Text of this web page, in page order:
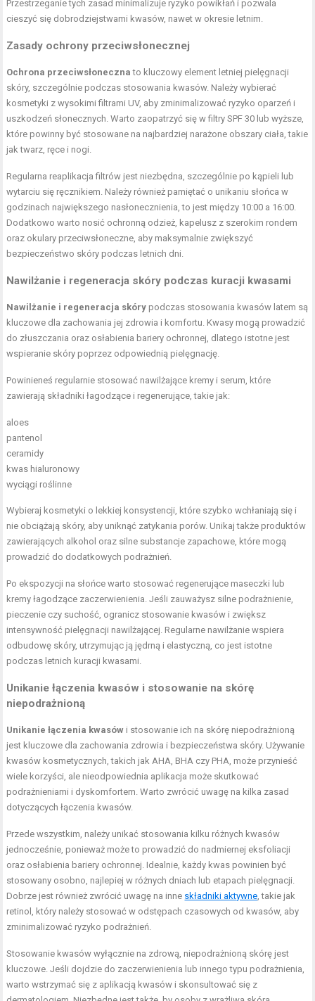
Przestrzeganie tych zasad minimalizuje ryzyko powikłań i pozwala
cieszyć się dobrodziejstwami kwasów, nawet w okresie letnim.
Zasady ochrony przeciwsłonecznej
Ochrona przeciwsłoneczna to kluczowy element letniej pielęgnacji
skóry, szczególnie podczas stosowania kwasów. Należy wybierać
kosmetyki z wysokimi filtrami UV, aby zminimalizować ryzyko oparzeń i
uszkodzeń słonecznych. Warto zaopatrzyć się w filtry SPF 30 lub wyższe,
które powinny być stosowane na najbardziej narażone obszary ciała, takie
jak twarz, ręce i nogi.
Regularna reaplikacja filtrów jest niezbędna, szczególnie po kąpieli lub
wytarciu się ręcznikiem. Należy również pamiętać o unikaniu słońca w
godzinach największego nasłonecznienia, to jest między 10:00 a 16:00.
Dodatkowo warto nosić ochronną odzież, kapelusz z szerokim rondem
oraz okulary przeciwsłoneczne, aby maksymalnie zwiększyć
bezpieczeństwo skóry podczas letnich dni.
Nawilżanie i regeneracja skóry podczas kuracji kwasami
Nawilżanie i regeneracja skóry podczas stosowania kwasów latem są
kluczowe dla zachowania jej zdrowia i komfortu. Kwasy mogą prowadzić
do złuszczania oraz osłabienia bariery ochronnej, dlatego istotne jest
wspieranie skóry poprzez odpowiednią pielęgnację.
Powinieneś regularnie stosować nawilżające kremy i serum, które
zawierają składniki łagodzące i regenerujące, takie jak:
aloes
pantenol
ceramidy
kwas hialuronowy
wyciągi roślinne
Wybieraj kosmetyki o lekkiej konsystencji, które szybko wchłaniają się i
nie obciążają skóry, aby uniknąć zatykania porów. Unikaj także produktów
zawierających alkohol oraz silne substancje zapachowe, które mogą
prowadzić do dodatkowych podrażnień.
Po ekspozycji na słońce warto stosować regenerujące maseczki lub
kremy łagodzące zaczerwienienia. Jeśli zauważysz silne podrażnienie,
pieczenie czy suchość, ogranicz stosowanie kwasów i zwiększ
intensywność pielęgnacji nawilżającej. Regularne nawilżanie wspiera
odbudowę skóry, utrzymując ją jędrną i elastyczną, co jest istotne
podczas letnich kuracji kwasami.
Unikanie łączenia kwasów i stosowanie na skórę
niepodrażnioną
Unikanie łączenia kwasów i stosowanie ich na skórę niepodrażnioną
jest kluczowe dla zachowania zdrowia i bezpieczeństwa skóry. Używanie
kwasów kosmetycznych, takich jak AHA, BHA czy PHA, może przynieść
wiele korzyści, ale nieodpowiednia aplikacja może skutkować
podrażnieniami i dyskomfortem. Warto zwrócić uwagę na kilka zasad
dotyczących łączenia kwasów.
Przede wszystkim, należy unikać stosowania kilku różnych kwasów
jednocześnie, ponieważ może to prowadzić do nadmiernej eksfoliacji
oraz osłabienia bariery ochronnej. Idealnie, każdy kwas powinien być
stosowany osobno, najlepiej w różnych dniach lub etapach pielęgnacji.
Dobrze jest również zwrócić uwagę na inne składniki aktywne , takie jak
retinol, który należy stosować w odstępach czasowych od kwasów, aby
zminimalizować ryzyko podrażnień.
Stosowanie kwasów wyłącznie na zdrową, niepodrażnioną skórę jest
kluczowe. Jeśli dojdzie do zaczerwienienia lub innego typu podrażnienia,
warto wstrzymać się z aplikacją kwasów i skonsultować się z